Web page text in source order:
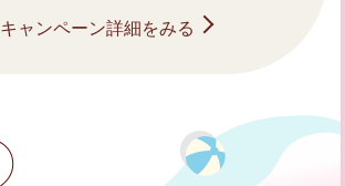
キャンペーン詳細をみる